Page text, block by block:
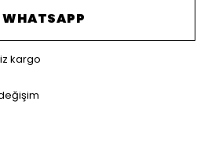
WHATSAPP
kargo